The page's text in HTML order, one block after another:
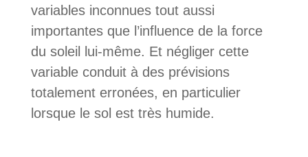
variables inconnues tout aussi
importantes que l’influence de la force
du soleil lui-même. Et négliger cette
variable conduit à des prévisions
totalement erronées, en particulier
lorsque le sol est très humide.